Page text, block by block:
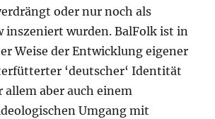
oder nur noch als
inszeniert wurden. BalFolk ist in
Weise der Entwicklung eigener
‘deutscher‘ Identität
aber auch einem
Umgang mit